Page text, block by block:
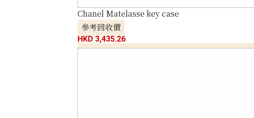
Chanel Matelasse key case
參考回收價
HKD 3,435.26